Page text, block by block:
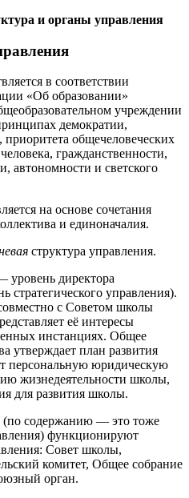
и органы управления
в соответствии
«Об образовании»
учреждении
демократии,
общечеловеческих
гражданственности,
автономности и светского
на основе сочетания
и единоначалия.
структура управления.
уровень директора
управления).
с Советом школы
её интересы
инстанциях. Общее
утверждает план развития
персональную юридическую
жизнедеятельности школы,
для развития школы.
(по содержанию — это тоже
функционируют
Совет школы,
комитет, Общее собрание
орган.